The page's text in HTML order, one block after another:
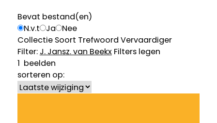
Bevat bestand(en)
N.v.t
Ja
Nee
Collectie Soort Trefwoord Vervaardiger
Filter: J. Jansz. van Beekx Filters legen
1 beelden
sorteren op: